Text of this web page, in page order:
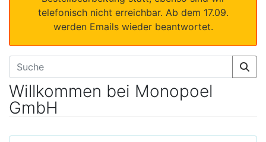
telefonisch nicht erreichbar. Ab dem 17.09.
werden Emails wieder beantwortet.
Willkommen bei Monopoel
GmbH